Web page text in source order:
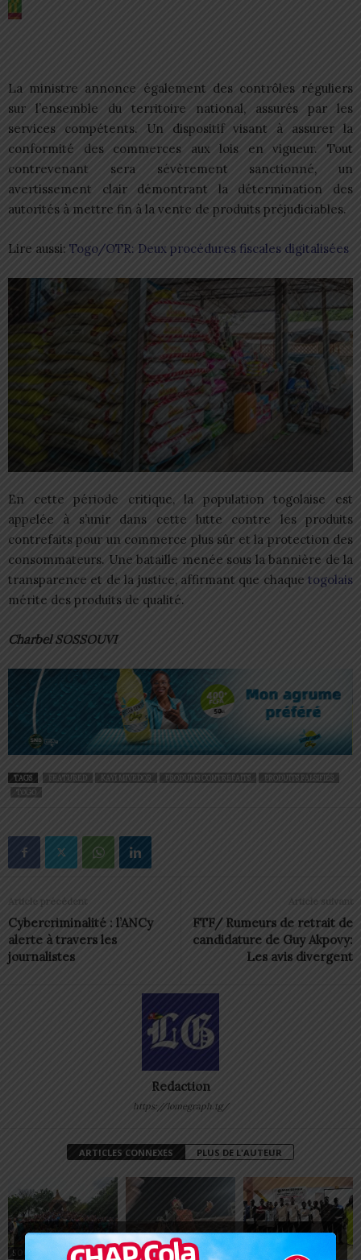
La ministre annonce également des contrôles réguliers
sur l’ensemble du territoire national, assurés par les
services compétents. Un dispositif visant à assurer la
conformité des commerces aux lois en vigueur. Tout
contrevenant sera sévèrement sanctionné, un
avertissement clair démontrant la détermination des
autorités à mettre fin à la vente de produits préjudiciables.
Lire aussi: Togo/OTR: Deux procédures fiscales digitalisées
En cette période critique, la population togolaise est
appelée à s’unir dans cette lutte contre les produits
contrefaits pour un commerce plus sûr et la protection des
consommateurs. Une bataille menée sous la bannière de la
transparence et de la justice, affirmant que chaque togolais
mérite des produits de qualité.
Charbel SOSSOUVI
TAGS FEATURED KAYI MIVEDOR PRODUITS CONTREFAITS
PRODUITS FALSIFIÉS
TOGO
Article précédent
Cybercriminalité : l’ANCy
alerte à travers les
journalistes
Article suivant
FTF/ Rumeurs de retrait de
candidature de Guy Akpovy:
Les avis divergent
Redaction
https://lomegraph.tg/
ARTICLES CONNEXES PLUS DE L'AUTEUR
SOCIÉTÉ
SOCIÉTÉ